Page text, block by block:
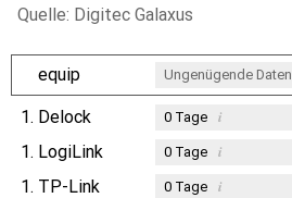
Quelle: Digitec Galaxus
equip Ungenügende Daten
1. Delock 0Tage i
1. LogiLink 0Tage i
1. TP-Link 0Tage i